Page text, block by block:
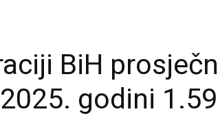
BiH
godini